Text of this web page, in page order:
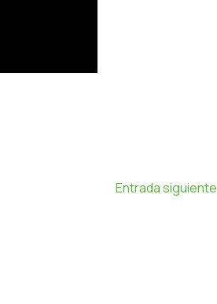
Entrada siguiente